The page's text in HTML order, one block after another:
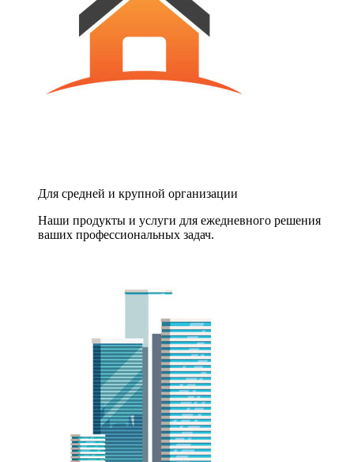
Для средней и крупной организации
Наши продукты и услуги для ежедневного решения
ваших профессиональных задач.